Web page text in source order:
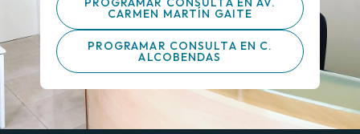
CARMEN MARTÍN GAITE
PROGRAMAR CONSULTA EN C.
ALCOBENDAS